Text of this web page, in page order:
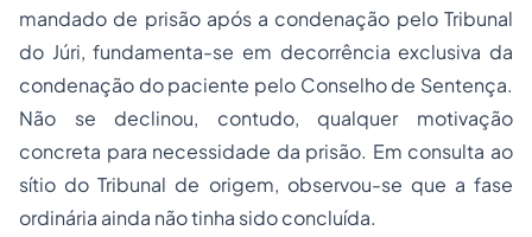
mandado de prisão após a condenação pelo Tribunal
do Júri, fundamenta-se em decorrência exclusiva da
condenação do paciente pelo Conselho de Sentença.
Não se declinou, contudo, qualquer motivação
concreta para necessidade da prisão. Em consulta ao
sítio do Tribunal de origem, observou-se que a fase
ordinária ainda não tinha sido concluída.